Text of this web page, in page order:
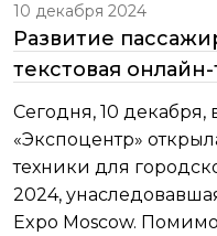
10 декабря 2024
Развитие
текстовая
Сегодня, 10
«Экспоцентр»
техники для
2024,
Expo Moscow.